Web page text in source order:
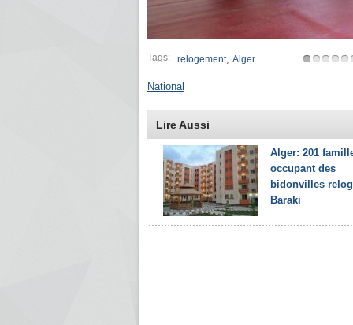
Tags: relogement, Alger
National
Lire Aussi
Alger: 201
occupant des
bidonvilles
Baraki